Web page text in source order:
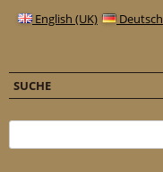
English (UK) Deutsch
SUCHE